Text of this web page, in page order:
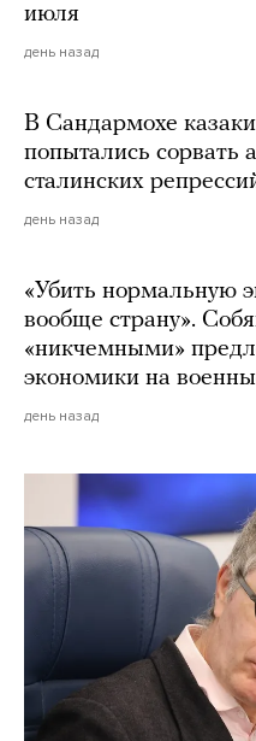
июля
день назад
В Сандармохе
попытались сорвать
сталинских
день назад
«Убить нормальную
вообще страну».
«никчемными»
экономики на
день назад